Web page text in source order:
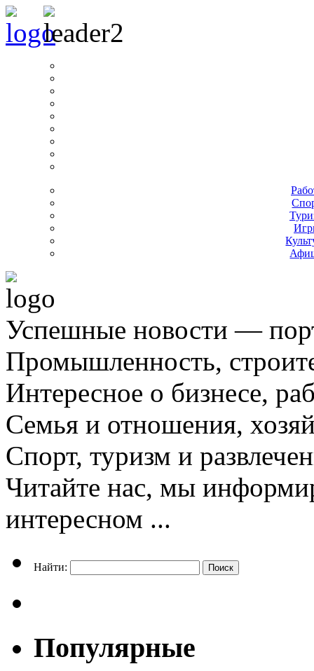
Успешные новости —
Промышленность,
Интересное о бизнесе,
Семья и отношения,
Спорт, туризм и
Читайте нас, мы
интересном ...
Найти:
Популярные